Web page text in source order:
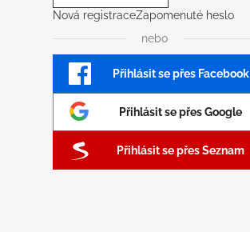
Nová registraceZapomenuté heslo
nebo
Přihlásit se přes Facebook
Přihlásit se přes Google
Přihlásit se přes Seznam